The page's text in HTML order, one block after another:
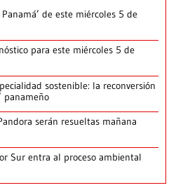
de este miércoles 5 de
para este miércoles 5 de
sostenible: la reconversión
panameño
serán resueltas mañana
Sur entra al proceso ambiental